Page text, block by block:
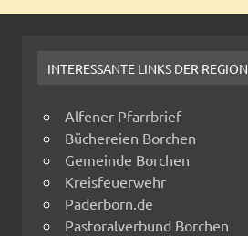
INTERESSANTE LINKS DER REGION
Alfener Pfarrbrief
Büchereien Borchen
Gemeinde Borchen
Kreisfeuerwehr
Paderborn.de
Pastoralverbund Borchen